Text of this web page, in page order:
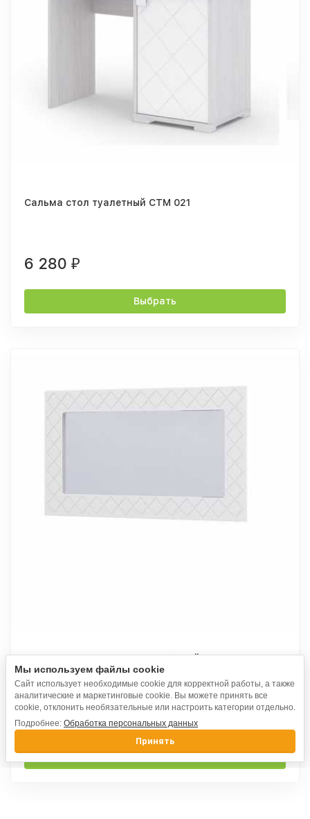
Сальма стол туалетный СТМ 021
6 280 ₽
Выбрать
Сальма зеркало ЗР 021 мдф белый глянец
4 970₽
Выбрать
Мы используем файлы cookie
Сайт использует необходимые cookie для корректной работы, а также
аналитические и маркетинговые cookie. Вы можете принять все
cookie, отклонить необязательные или настроить категории отдельно.
Подробнее: Обработка персональных данных
Принять